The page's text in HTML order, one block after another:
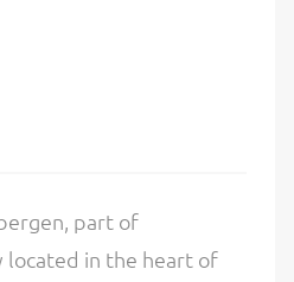
part of
located in the heart of